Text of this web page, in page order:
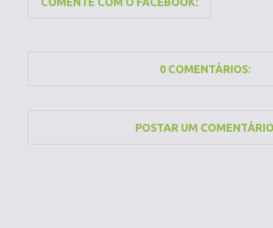
0 COMENTÁRIOS:
POSTAR UM